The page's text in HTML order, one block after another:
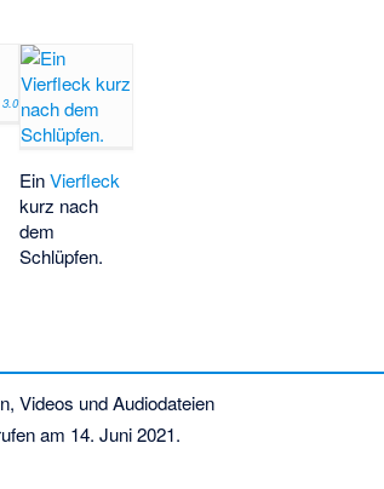
3.0
EinVierfleck
kurz nach
dem
Schlüpfen.
Videos und Audiodateien
am 14. Juni 2021.